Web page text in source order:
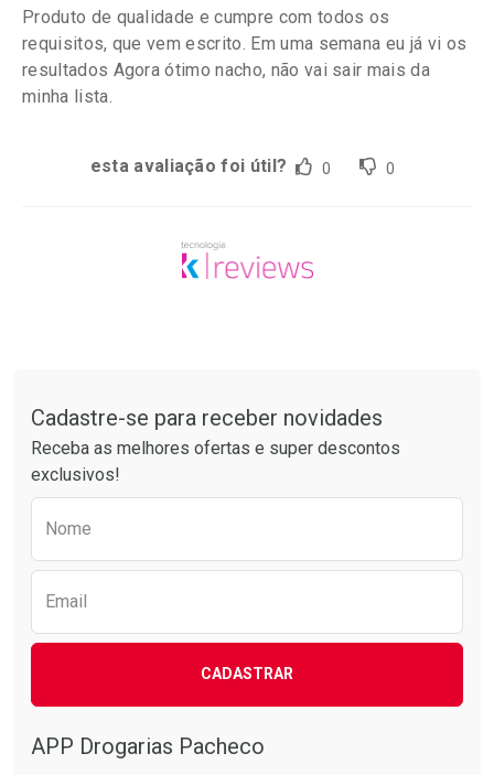
Produto de qualidade e cumpre com todos os
requisitos, que vem escrito. Em uma semana eu já vi os
resultados Agora ótimo nacho, não vai sair mais da
minha lista.
esta avaliação foi útil? 0 0
Cadastre-se para receber novidades
Receba as melhores ofertas e super descontos
exclusivos!
Nome
Email
CADASTRAR
APP Drogarias Pacheco